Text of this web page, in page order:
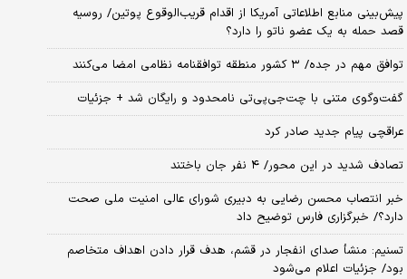
پیش‌بینی منابع اطلاعاتی آمریکا از اقدام قریب‌الوقوع پوتین/ روسیه
قصد حمله به یک عضو ناتو را دارد؟
توافق مهم در جده/ ۳ کشور منطقه توافقنامه نظامی امضا می‌کنند
گفت‌وگوی متنی با چت‌جی‌پی‌تی نامحدود و رایگان شد + جزئیات
عراقچی پیام جدید صادر کرد
تصادف شدید در این محور/ ۴ نفر جان باختند
خبر انتصاب محسن رضایی به دبیری شورای عالی امنیت ملی صحت
دارد؟/ خبرگزاری فارس توضیح داد
تسنیم: منشأ صدای انفجار در قشم، هدف قرار دادن اهداف متخاصم
بود/ جزئیات اعلام می‌شود